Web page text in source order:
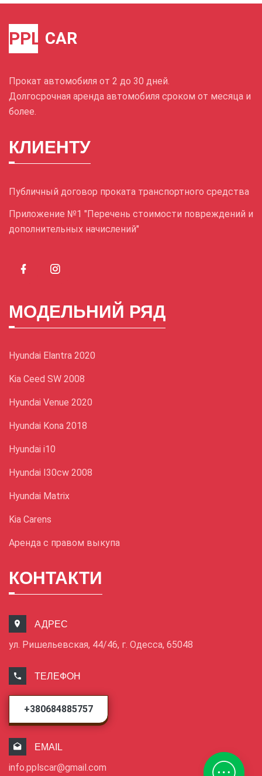
PPL CAR
Прокат автомобиля от 2 до 30 дней.
Долгосрочная аренда автомобиля сроком от месяца и
более.
КЛИЕНТУ
Публичный договор проката транспортного средства
Приложение №1 "Перечень стоимости повреждений и
дополнительных начислений"
МОДЕЛЬНИЙ РЯД
Hyundai Elantra 2020
Kia Ceed SW 2008
Hyundai Venue 2020
Hyundai Kona 2018
Hyundai і10
Hyundai I30cw 2008
Hyundai Matrix
Kia Carens
Аренда с правом выкупа
КОНТАКТИ
АДРЕС
ул. Ришельевская, 44/46, г. Одесса, 65048
ТЕЛЕФОН
+380684885757
EMAIL
info.pplscar@gmail.com